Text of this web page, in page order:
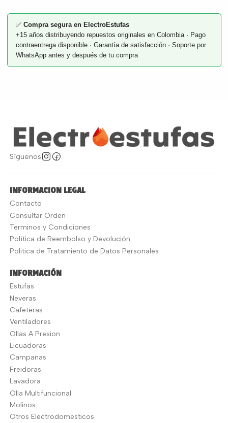
✅ Compra segura en ElectroEstufas
+15 años distribuyendo repuestos originales en Colombia · Pago
contraentrega disponible · Garantía de satisfacción · Soporte por
WhatsApp antes y después de tu compra
Síguenos
INFORMACION LEGAL
Contacto
Consultar Orden
Terminos y Condiciones
Política de Reembolso y Devolución
Politica de Tratamiento de Datos Personales
INFORMACIÓN
Estufas
Neveras
Cafeteras
Ventiladores
Ollas A Presion
Licuadoras
Campanas
Freidoras
Lavadora
Olla Multifuncional
Molinos
Otros Electrodomesticos